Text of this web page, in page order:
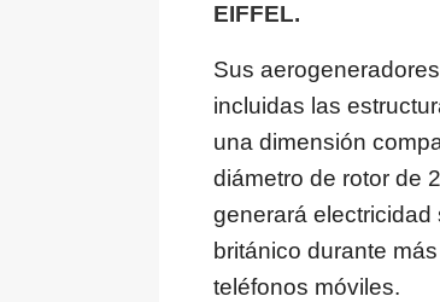
EIFFEL.
Sus
incluidas las
una dimensión
diámetro de rotor de
generará
británico durante
teléfonos móviles.